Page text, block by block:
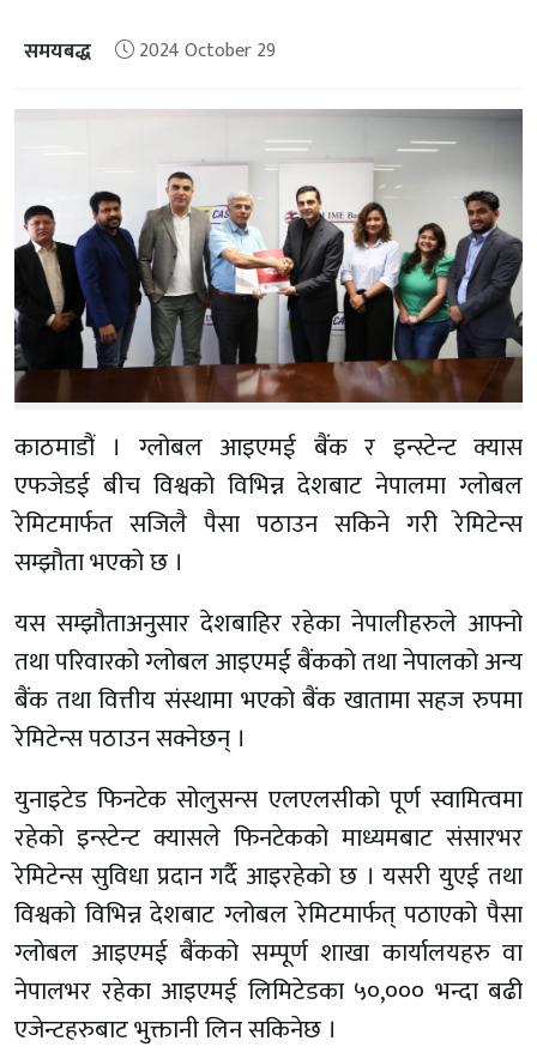
समयबद्ध 2024 October 29
काठमाडौं । ग्लोबल आइएमई बैंक र इन्स्टेन्ट क्यास
एफजेडई बीच विश्वको विभिन्न देशबाट नेपालमा ग्लोबल
रेमिटमार्फत सजिलै पैसा पठाउन सकिने गरी रेमिटेन्स
सम्झौता भएको छ ।
यस सम्झौताअनुसार देशबाहिर रहेका नेपालीहरुले आफ्नो
तथा परिवारको ग्लोबल आइएमई बैंकको तथा नेपालको अन्य
बैंक तथा वित्तीय संस्थामा भएको बैंक खातामा सहज रुपमा
रेमिटेन्स पठाउन सक्नेछन् ।
युनाइटेड फिनटेक सोलुसन्स एलएलसीको पूर्ण स्वामित्वमा
रहेको इन्स्टेन्ट क्यासले फिनटेकको माध्यमबाट संसारभर
रेमिटेन्स सुविधा प्रदान गर्दै आइरहेको छ । यसरी युएई तथा
विश्वको विभिन्न देशबाट ग्लोबल रेमिटमार्फत् पठाएको पैसा
ग्लोबल आइएमई बैंकको सम्पूर्ण शाखा कार्यालयहरु वा
नेपालभर रहेका आइएमई लिमिटेडका ५०,००० भन्दा बढी
एजेन्टहरुबाट भुक्तानी लिन सकिनेछ ।